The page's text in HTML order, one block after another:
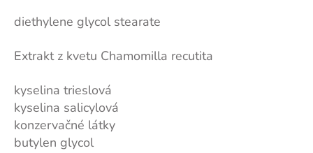
diethylene glycol stearate
Extrakt z kvetu Chamomilla recutita
kyselina trieslová
kyselina salicylová
konzervačné látky
butylen glycol